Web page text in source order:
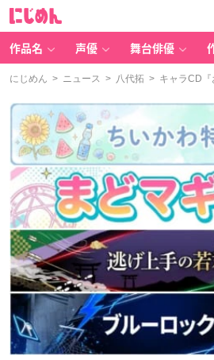
作品名 声優 舞台俳優
にじめん > ニュース > 八代拓 > キャラCD『